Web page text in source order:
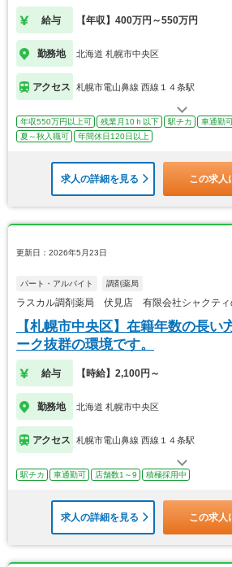
給与 【年収】400万円～550万円
勤務地 北海道 札幌市中央区
アクセス 札幌市電山鼻線 西線１４条駅
年収550万円以上可 残業月10ｈ以下 駅チカ 車通勤
夏～秋入職可
年間休日120日以上
求人の詳細を見る この求人
更新日：2026年5月23日
パート・アルバイト 調剤薬局
ラスカル調剤薬局 伏見店 有限会社シャクティ
【札幌市中央区】在籍年数の長い
ーク抜群の環境です。
給与 【時給】2,100円～
勤務地 北海道 札幌市中央区
アクセス 札幌市電山鼻線 西線１４条駅
駅チカ 車通勤可 店舗数1～9 積極採用中
求人の詳細を見る この求人